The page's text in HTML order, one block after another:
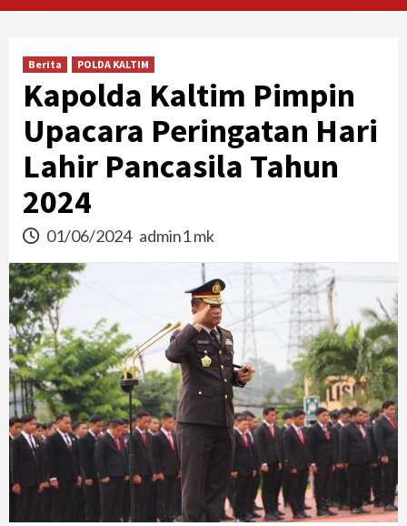
Berita POLDA KALTIM
Kapolda Kaltim Pimpin
Upacara Peringatan Hari
Lahir Pancasila Tahun
2024
01/06/2024 admin1 mk